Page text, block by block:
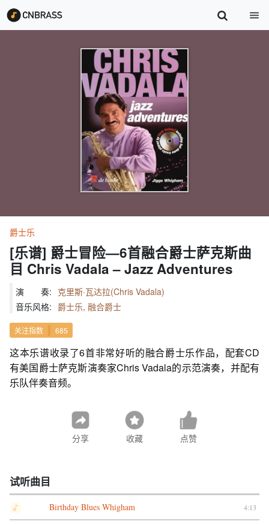
爵士乐
[乐谱] 爵士冒险—6首融合爵士萨克斯曲
目 Chris Vadala – Jazz Adventures
演 奏: 克里斯·瓦达拉(Chris Vadala)
音乐风格: 爵士乐, 融合爵士
关注指数 685
这本乐谱收录了6首非常好听的融合爵士乐作品，配套CD
有美国爵士萨克斯演奏家Chris Vadala的示范演奏，并配有
乐队伴奏音频。
分享 收藏 点赞
试听曲目
Birthday Blues Whigham 4:13